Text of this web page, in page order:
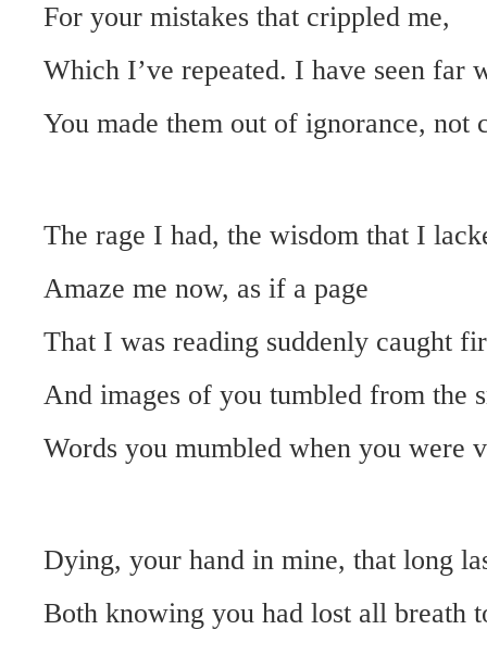
For your mistakes that crippled me,
Which I’ve repeated. I have seen far
You made them out of ignorance, not
The rage I had, the wisdom that I
Amaze me now, as if a page
That I was reading suddenly caught
And images of you tumbled from the
Words you mumbled when you were
Dying, your hand in mine, that long
Both knowing you had lost all breath